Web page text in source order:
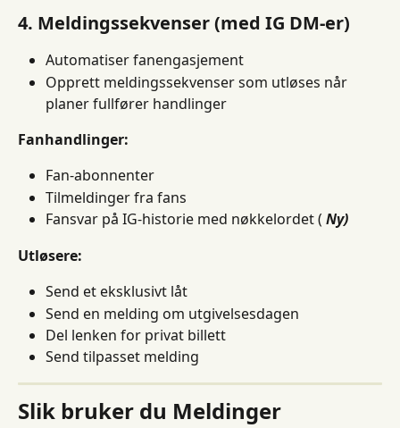
4. Meldingssekvenser (med IG DM-er)
Automatiser fanengasjement
Opprett meldingssekvenser som utløses når
planer fullfører handlinger
Fanhandlinger:
Fan-abonnenter
Tilmeldinger fra fans
Fansvar på IG-historie med nøkkelordet ( Ny)
Utløsere:
Send et eksklusivt låt
Send en melding om utgivelsesdagen
Del lenken for privat billett
Send tilpasset melding
Slik bruker du Meldinger